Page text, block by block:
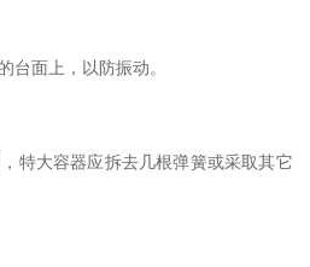
台面上，以防振动。
特大容器应拆去几根弹簧或采取其它